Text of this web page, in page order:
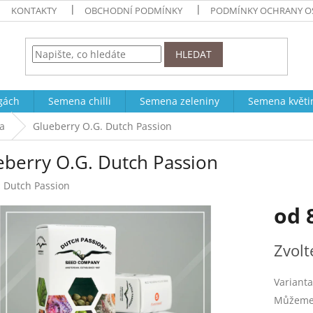
KONTAKTY OBCHODNÍ PODMÍNKY PODMÍNKY OCHRANY
HLEDAT
Semena chilli Semena zeleniny Semena
Glueberry O.G. Dutch Passion
O.G. Dutch Passion
Dutch Passion
od
cena:
Varianta